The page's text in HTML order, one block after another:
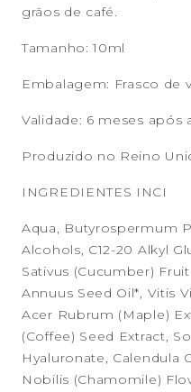
grãos de café.
Tamanho: 10ml
Embalagem: Frasco de
Validade: 6 meses após
Produzido no Reino
INGREDIENTES INCI
Aqua, Butyrospermum
Alcohols, C12-20 Alkyl
Sativus (Cucumber)
Annuus Seed Oil*, Vitis
Acer Rubrum (Maple)
(Coffee) Seed Extract,
Hyaluronate, Calendula
Nobilis (Chamomile)